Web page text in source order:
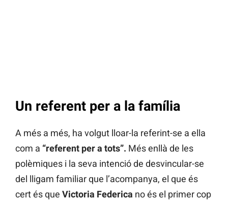
Un referent per a la família
A més a més, ha volgut lloar-la referint-se a ella
com a “referent per a tots”. Més enllà de les
polèmiques i la seva intenció de desvincular-se
del lligam familiar que l’acompanya, el que és
cert és que Victoria Federica no és el primer cop